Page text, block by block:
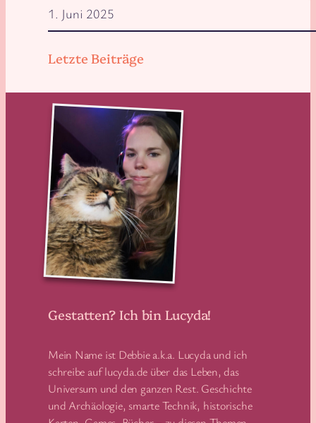
Letzte Beiträge
1. Juni 2025
Gestatten? Ich bin Lucyda!
Mein Name ist Debbie a.k.a. Lucyda und ich
schreibe auf lucyda.de über das Leben, das
Universum und den ganzen Rest. Geschichte
und Archäologie, smarte Technik, historische